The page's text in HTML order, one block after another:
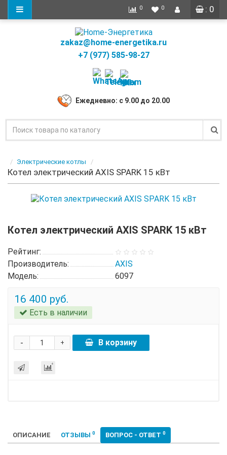
: 0
0 0
zakaz@home-energetika.ru
+7 (977) 585-98-27
Ежедневно: с 9.00 до 20.00
Электрические котлы
Котел электрический AXIS SPARK 15 кВт
Котел электрический AXIS SPARK 15 кВт
Рейтинг:
Производитель:
AXIS
Модель:
6097
16 400 руб.
Есть в наличии
+
- В корзину
ОПИСАНИЕ ОТЗЫВЫ 0 ВОПРОС - ОТВЕТ 0